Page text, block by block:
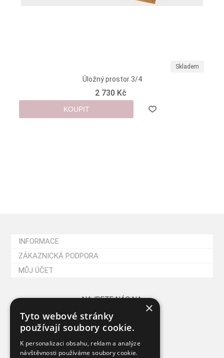
Skladem
Úložný prostor 3/4
2 730 Kč
KOUPIT
INFORMACE
ZÁKAZNICKÁ PODPORA
MŮJ ÚČET
NAJDETE NÁS NA
×
Tyto webové stránky
používají soubory cookie.
K personalizaci obsahu, reklam a analýze
návštěvnosti používáme soubory cookie.